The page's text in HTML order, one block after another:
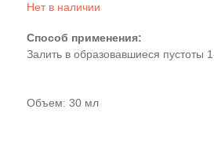
Нет в наличии
Способ применения:
Залить в образовавшиеся
Объем: 30 мл